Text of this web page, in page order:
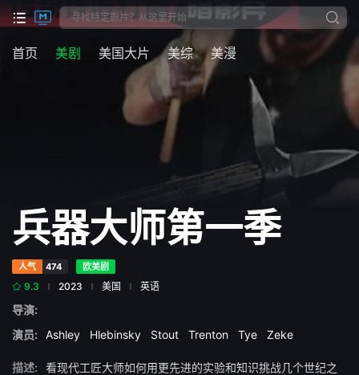
首页 美剧 美国大片 美综 美漫
兵器大师第一季
人气 474 欧美剧
9.3 2023 美国 英语
导演:
演员:
Ashley Hlebinsky Stout Trenton Tye Zeke
描述:
看现代工匠大师如何用更先进的实验和知识挑战几个世纪之